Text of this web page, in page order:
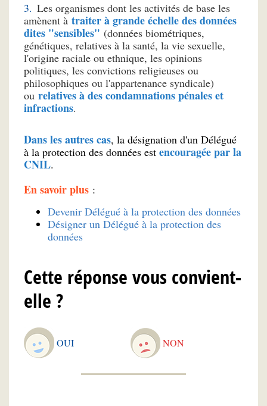
Les organismes dont les activités de base les
amènent à traiter à grande échelle des données
dites "sensibles" (données biométriques,
génétiques, relatives à la santé, la vie sexuelle,
l'origine raciale ou ethnique, les opinions
politiques, les convictions religieuses ou
philosophiques ou l'appartenance syndicale)
ou relatives à des condamnations pénales et
infractions.
Dans les autres cas, la désignation d'un Délégué
à la protection des données est encouragée par la
CNIL.
En savoir plus :
Devenir Délégué à la protection des données
Désigner un Délégué à la protection des
données
Cette réponse vous convient-
elle ?
OUI NON